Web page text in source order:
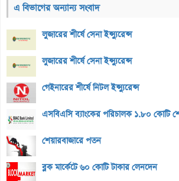
এ বিভাগের অন্যান্য সংবাদ
লুজারের শীর্ষে সেনা ইন্স্যুরেন্স
লুজারের শীর্ষে সেনা ইন্স্যুরেন্স
গেইনারের শীর্ষে নিটল ইন্স্যুরেন্স
এসবিএসি ব্যাংকের পরিচালক ১.৮০ কোটি
শেয়ারবাজারে পতন
ব্লক মার্কেটে ৬০ কোটি টাকার লেনদেন